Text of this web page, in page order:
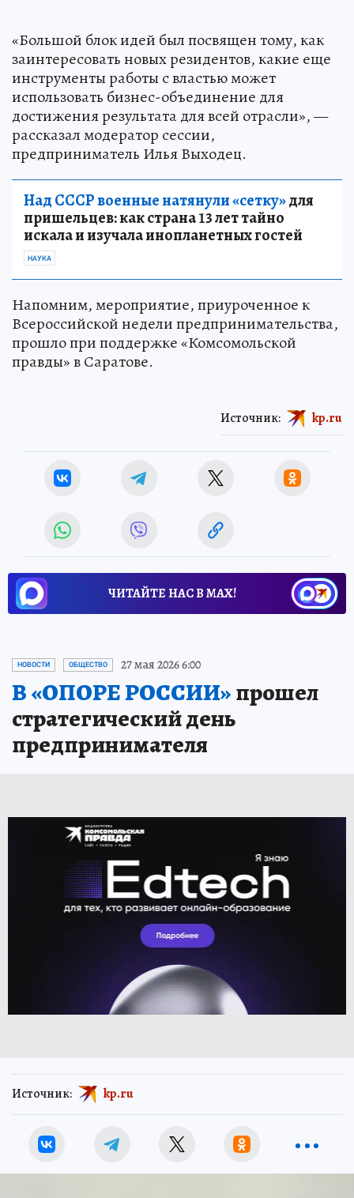
«Большой блок идей был посвящен тому, как
заинтересовать новых резидентов, какие еще
инструменты работы с властью может
использовать бизнес-объединение для
достижения результата для всей отрасли», —
рассказал модератор сессии,
предприниматель Илья Выходец.
Над СССР военные натянули «сетку»для
пришельцев: как страна 13 лет тайно
искала и изучала инопланетных гостей
НАУКА
Напомним, мероприятие, приуроченное к
Всероссийской недели предпринимательства,
прошло при поддержке «Комсомольской
правды» в Саратове.
Источник: kp.ru
ЧИТАЙТЕ НАС В МАХ!
НОВОСТИ ОБЩЕСТВО 27 мая 2026 6:00
В «ОПОРЕ РОССИИ»прошел
стратегический день
предпринимателя
Источник: kp.ru